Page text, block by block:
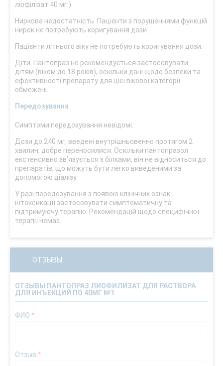
ліофілізат 40 мг ).
Ниркова недостатність. Пацієнти з порушеннями функцій
нирок не потребують коригування дози.
Пацієнти літнього віку не потребують коригування дози.
Діти. Пантопраз не рекомендується застосовувати
дітям (віком до 18 років), оскільки дані щодо безпеки та
ефективності препарату для цієї вікової категорії
обмежені.
Передозування
Симптоми передозування невідомі.
Дози до 240 мг, введені внутрішньовенно протягом 2
хвилин, добре переносилися. Оскільки пантопразол
екстенсивно зв’язується з білками, він не відноситься до
препаратів, що можуть бути легко виведеними за
допомогою діалізу.
У разі передозування з появою клінічних ознак
інтоксикації застосовувати симптоматичну та
підтримуючу терапію. Рекомендацій щодо специфічної
терапії немає.
ОТЗЫВЫ
ОТЗЫВЫ ПАНТОПРАЗ ЛИОФИЛИЗАТ ДЛЯ РАСТВОРА
ДЛЯ ИНЪЕКЦИЙ ПО 40МГ №1
ФИО *
Отзыв *